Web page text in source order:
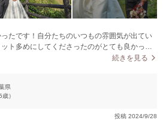
たです！自分たちのいつもの雰囲気が出てい
ト多めにしてくださったのがとても良かった
続きを見る
県
歳）
投稿 2024/9/28